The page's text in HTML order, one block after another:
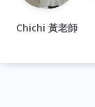
Chichi 黃老師